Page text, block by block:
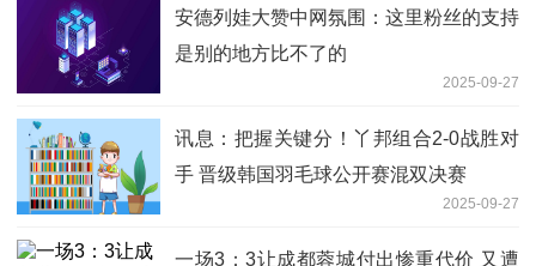
安德列娃大赞中网氛围：这里粉丝的支持
是别的地方比不了的
2025-09-27
讯息：把握关键分！丫邦组合2-0战胜对
手 晋级韩国羽毛球公开赛混双决赛
2025-09-27
一场3：3让成都蓉城付出惨重代价 又遭